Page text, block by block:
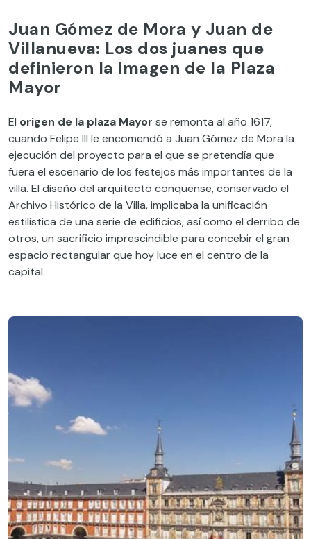
Juan Gómez de Mora y Juan de
Villanueva: Los dos juanes que
definieron la imagen de la Plaza
Mayor
El origen de la plaza Mayor se remonta al año 1617,
cuando Felipe III le encomendó a Juan Gómez de Mora la
ejecución del proyecto para el que se pretendía que
fuera el escenario de los festejos más importantes de la
villa. El diseño del arquitecto conquense, conservado el
Archivo Histórico de la Villa, implicaba la unificación
estilística de una serie de edificios, así como el derribo de
otros, un sacrificio imprescindible para concebir el gran
espacio rectangular que hoy luce en el centro de la
capital.